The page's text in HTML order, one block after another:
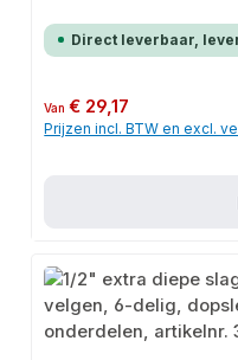
Direct leverbaar,
Normale prijs:
Van€ 29,17
Prijzen incl. BTW en excl.